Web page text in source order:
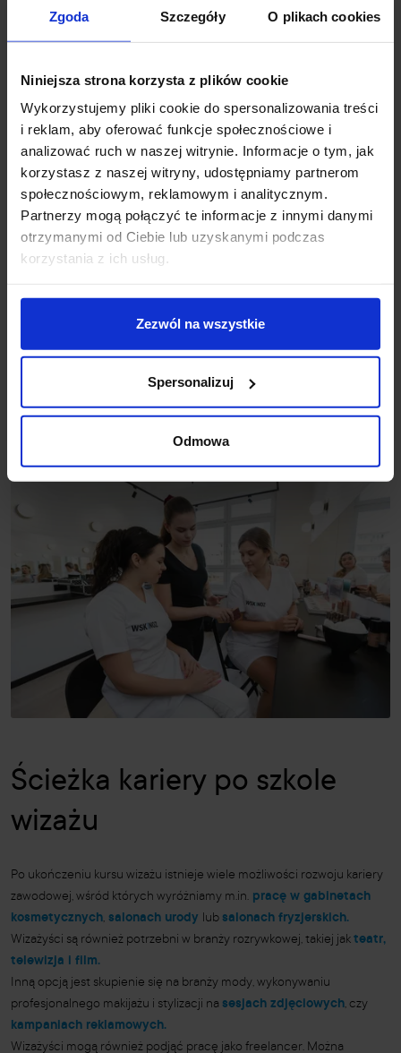
Zgoda Szczegóły O plikach cookies
Niniejsza strona korzysta z plików cookie
Wykorzystujemy pliki cookie do spersonalizowania treści
i reklam, aby oferować funkcje społecznościowe i
analizować ruch w naszej witrynie. Informacje o tym, jak
korzystasz z naszej witryny, udostępniamy partnerom
społecznościowym, reklamowym i analitycznym.
Partnerzy mogą połączyć te informacje z innymi danymi
otrzymanymi od Ciebie lub uzyskanymi podczas
korzystania z ich usług.
Zezwól na wszystkie
Spersonalizuj
Odmowa
Po ukończeniu kursu wizażu w WSKINOZ każdy uczestnik otrzymuje
specjalistycznej wiedzy i praktycznych umiejętności. Dokument ten
stanowi ważny element w kierunku rozwoju dalszej kariery zawodowej.
Ścieżka kariery po szkole
wizażu
Po ukończeniu kursu wizażu istnieje wiele możliwości rozwoju kariery
zawodowej, wśród których wyróżniamy m.in. pracę w gabinetach
kosmetycznych, salonach urody lubsalonach fryzjerskich.
Wizażyści są również potrzebni w branży rozrywkowej, takiej jakteatr,
telewizja i film.
Inną opcją jest skupienie się na branży mody, wykonywaniu
profesjonalnego makijażu i stylizacji na sesjach zdjęciowych, czy
kampaniach reklamowych.
Wizażyści mogą również podjąć pracę jako freelancer. Można